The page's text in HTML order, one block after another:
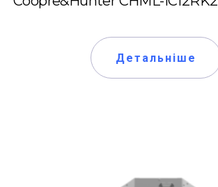
Детальніше